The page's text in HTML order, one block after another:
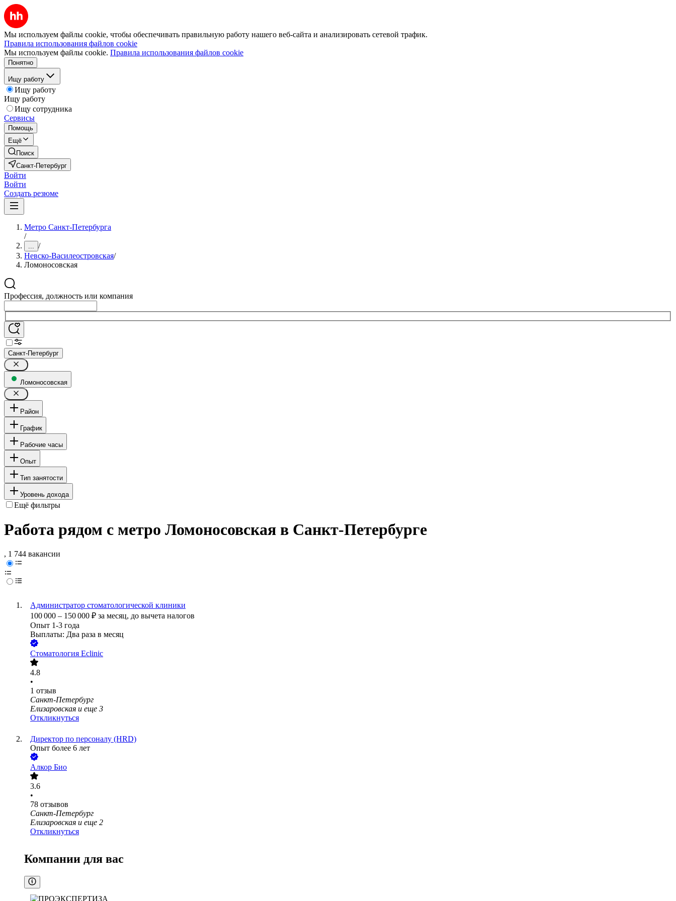
Мы используем файлы cookie, чтобы обеспечивать правильную работу нашего веб-сайта и анализировать сетевой трафик.
Правила использования файлов cookie
Мы используем файлы cookie. Правила использования файлов cookie
Понятно
Ищу работу
Ищу работу
Ищу работу
Ищу сотрудника
Сервисы
Помощь
Ещё
Поиск
Санкт-Петербург
Войти
Войти
Создать резюме
Метро Санкт-Петербурга
/
... /
Невско-Василеостровская/
Ломоносовская
Профессия, должность или компания
Санкт-Петербург
Ломоносовская
Район
График
Рабочие часы
Опыт
Тип занятости
Уровень дохода
Ещё фильтры
Работа рядом с метро Ломоносовская в Санкт-Петербурге
, 1 744 вакансии
Администратор стоматологической клиники
100 000 – 150 000 ₽ за месяц, до вычета налогов
Опыт 1-3 года
Выплаты: Два раза в месяц
Стоматология Eclinic
4.8
•
1 отзыв
Санкт-Петербург
Елизаровская и еще 3
Откликнуться
Директор по персоналу (HRD)
Опыт более 6 лет
Алкор Био
3.6
•
78 отзывов
Санкт-Петербург
Елизаровская и еще 2
Откликнуться
Компании для вас